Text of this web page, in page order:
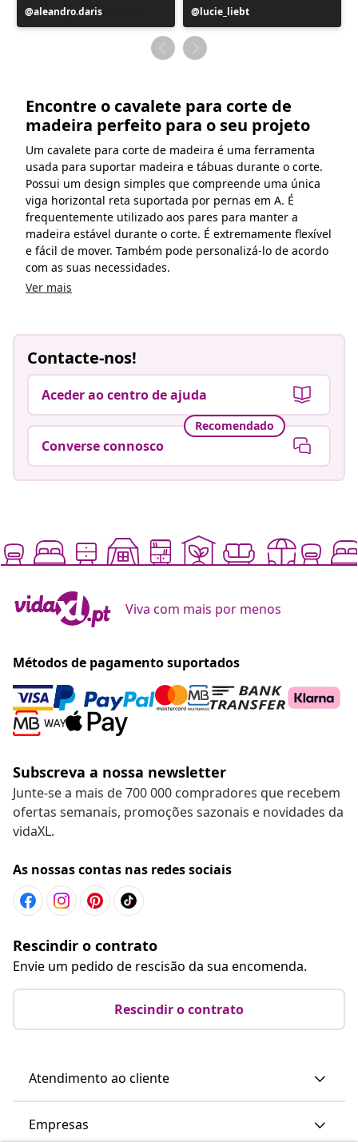
Postagem
publicada
aleandro.daris
Postagem
publicada
por
lucie_liebt
Encontre o cavalete para corte de
madeira perfeito para o seu projeto
Um cavalete para corte de madeira é uma ferramenta
usada para suportar madeira e tábuas durante o corte.
Possui um design simples que compreende uma única
viga horizontal reta suportada por pernas em A. É
frequentemente utilizado aos pares para manter a
madeira estável durante o corte. É extremamente flexível
e fácil de mover. Também pode personalizá-lo de acordo
com as suas necessidades.
Ver mais
Contacte-nos!
Aceder ao centro de ajuda
Recomendado
Converse connosco
Viva com mais por menos
Métodos de pagamento suportados
Subscreva a nossa newsletter
Junte-se a mais de 700 000 compradores que recebem
ofertas semanais, promoções sazonais e novidades da
vidaXL.
As nossas contas nas redes sociais
Rescindir o contrato
Envie um pedido de rescisão da sua encomenda.
Rescindir o contrato
Atendimento ao cliente
Empresas